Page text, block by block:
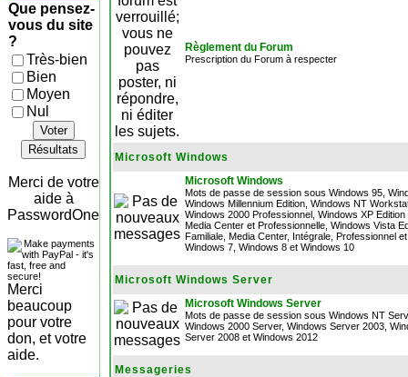
Que pensez-
vous du site
?
Très-bien
Bien
Moyen
Nul
Voter
Résultats
Merci de votre
aide à
PasswordOne
Merci
beaucoup
pour votre
don, et votre
aide.
Règlement du Forum
Prescription du Forum à respecter
Microsoft Windows
Microsoft Windows
Mots de passe de session sous Windows 95,
Windows Millennium Edition, Windows NT
Windows 2000 Professionnel, Windows XP Edition
Media Center et Professionnelle, Windows Vista
Familiale, Media Center, Intégrale, Professionnel
Windows 7, Windows 8 et Windows 10
Microsoft Windows Server
Microsoft Windows Server
Mots de passe de session sous Windows NT
Windows 2000 Server, Windows Server 2003,
Server 2008 et Windows 2012
Messageries